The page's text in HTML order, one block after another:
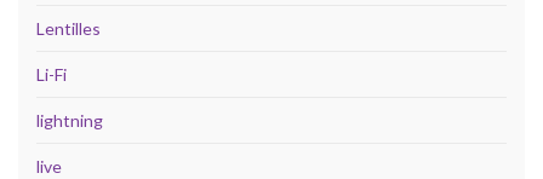
Lentilles
Li-Fi
lightning
live